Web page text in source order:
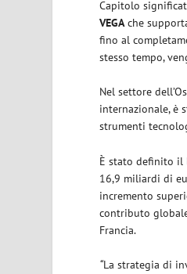
Capitolo
VEGAche
fino al
stesso tempo,
Nel settore
internazionale,
strumenti
È stato definito il
16,9 miliardi di
incremento
contributo
Francia.
“La strategia di